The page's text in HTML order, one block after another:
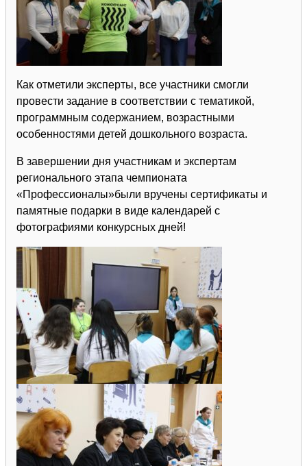
Как отметили эксперты, все участники смогли
провести задание в соответствии с тематикой,
программным содержанием, возрастными
особенностями детей дошкольного возраста.
В завершении дня участникам и экспертам
регионального этапа чемпионата
«Профессионалы»были вручены сертификаты и
памятные подарки в виде календарей с
фотографиями конкурсных дней!